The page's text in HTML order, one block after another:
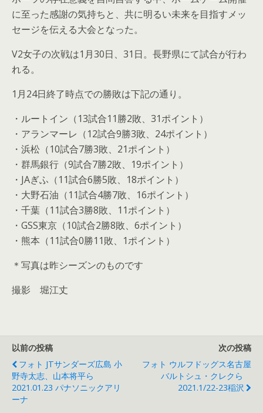
に至った感謝の気持ちと、共に明るい未来を目指すメッ
セージを伝える大会となった。
V2女子の次戦は1月30日、31日。長野県にて試合が行わ
れる。
1月24日終了時点での勝敗は下記の通り。
・ルートイン（13試合11勝2敗、31ポイント）
・アランマーレ（12試合9勝3敗、24ポイント）
・浜松（10試合7勝3敗、21ポイント）
・群馬銀行（9試合7勝2敗、19ポイント）
・JAぎふ（11試合6勝5敗、18ポイント）
・大野石油（11試合4勝7敗、16ポイント）
・千葉（11試合3勝8敗、11ポイント）
・GSS東京（10試合2勝8敗、6ポイント）
・熊本（11試合0勝11敗、1ポイント）
＊写真は昨シーズンのものです
撮影 堀江丈
以前の投稿
フォト JTサンダーズ広島 小
野寺太志、山本将平ら
2021.01.23 パナソニックアリ
ーナ
次の投稿
フォト ウルフドッグス名古屋
バルトシュ・クレクら
2021.1/22-23稲沢